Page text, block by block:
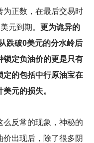
为正数，在最后交易时
元到期。 更为诡异的
跌破0美元的分水岭后
锁定负油价的更是只有
定的包括中行原油宝在
元的损失。
么反常的现象，神秘的
出现后，除了很多阴